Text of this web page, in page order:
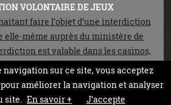
VOLONTAIRE DE JEUX
faire l’objet d’une interdiction
elle-même auprès du ministère de
est valable dans les casinos,
les sites de jeux en ligne autorisés
476 du 12 mai 2010. Elle est
durée de trois ans non réductible.
sur ce site, vous acceptez
améliorer la navigation et analyser
site. En savoir + J’accepte